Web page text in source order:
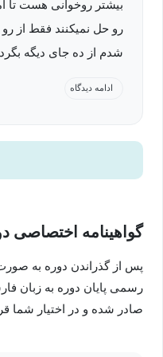
انتگرال فوریه
حل معادله
این دوره مناسب چه
این دوره مناسب کلیه
ریاضی مهندسی آماده
بیشتر روخوانی هست تا
رو حل نمیکنند فقط از رو
شدم از ده جای دیگه
ادامه دیدگاه
گواهینامه اختصاصی
پس از گذراندن دوره به
رسمی پایان دوره به زبان
صادر شده و در اختیار شما